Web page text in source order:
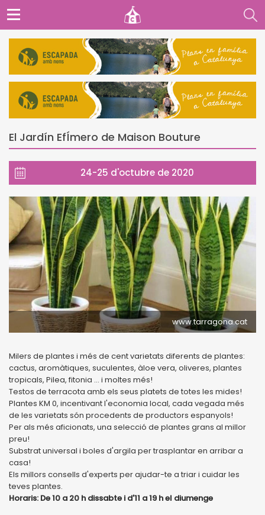
El Jardín EfÍmero de Maison Bouture
24-25 d'octubre de 2020
www.tarragona.cat
Milers de plantes i més de cent varietats diferents de plantes:
cactus, aromàtiques, suculentes, àloe vera, oliveres, plantes
tropicals, Pilea, fitonia ... i moltes més!
Testos de terracota amb els seus platets de totes les mides!
Plantes KM 0, incentivant l'economia local, cada vegada més
de les varietats són procedents de productors espanyols!
Per als més aficionats, una selecció de plantes grans al millor
preu!
Substrat universal i boles d'argila per trasplantar en arribar a
casa!
Els millors consells d'experts per ajudar-te a triar i cuidar les
teves plantes.
Horaris: De 10 a 20 h dissabte i d'11 a 19 h el diumenge